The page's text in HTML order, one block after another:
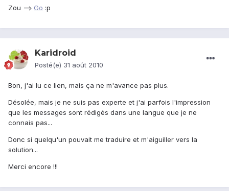
Zou ==> Go :p
Karidroid
Posté(e) 31 août 2010
Bon, j'ai lu ce lien, mais ça ne m'avance pas plus.
Désolée, mais je ne suis pas experte et j'ai parfois l'impression
que les messages sont rédigés dans une langue que je ne
connais pas...
Donc si quelqu'un pouvait me traduire et m'aiguiller vers la
solution...
Merci encore !!!